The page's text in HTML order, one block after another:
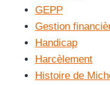
GEPP
Gestion
Handicap
Harcèlement
Histoire de